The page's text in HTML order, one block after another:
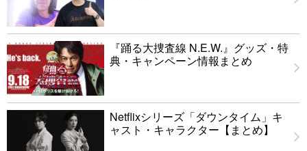
『踊る大捜査線 N.E.W.』グッズ・特
典・キャンペーン情報まとめ
Netflixシリーズ「ダウンタイム」キ
ャスト・キャラクター【まとめ】